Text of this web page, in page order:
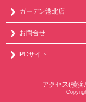
ガーデン港北店
お問合せ
PCサイト
アクセス(横浜